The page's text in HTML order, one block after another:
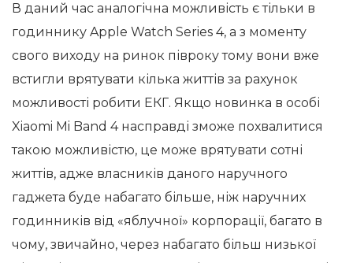
В даний час аналогічна можливість є тільки в
годиннику Apple Watch Series 4, а з моменту
свого виходу на ринок півроку тому вони вже
встигли врятувати кілька життів за рахунок
можливості робити ЕКГ. Якщо новинка в особі
Xiaomi Mi Band 4 насправді зможе похвалитися
такою можливістю, це може врятувати сотні
життів, адже власників даного наручного
гаджета буде набагато більше, ніж наручних
годинників від «яблучної» корпорації, багато в
чому, звичайно, через набагато більш низької